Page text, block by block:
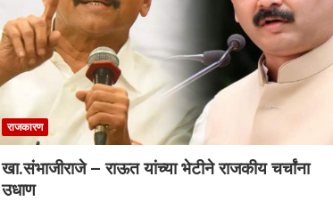
राजकारण
खा.संभाजीराजे – राऊत यांच्या भेटीने राजकीय चर्चांना
उधाण